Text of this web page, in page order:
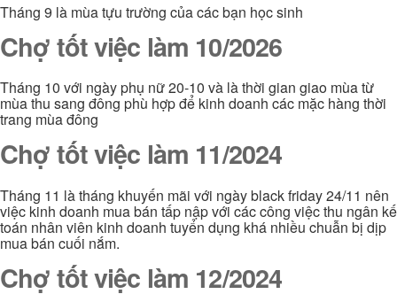
Tháng 9 là mùa tựu trường của các bạn học sinh
Chợ tốt việc làm 10/2026
Tháng 10 với ngày phụ nữ 20-10 và là thời gian giao mùa từ
mùa thu sang đông phù hợp để kinh doanh các mặc hàng thời
trang mùa đông
Chợ tốt việc làm 11/2024
Tháng 11 là tháng khuyến mãi với ngày black friday 24/11 nên
việc kinh doanh mua bán tấp nập với các công việc thu ngân kế
toán nhân viên kinh doanh tuyển dụng khá nhiều chuẫn bị dịp
mua bán cuối nắm.
Chợ tốt việc làm 12/2024